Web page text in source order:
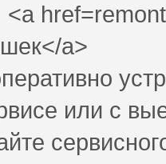
a>
или с